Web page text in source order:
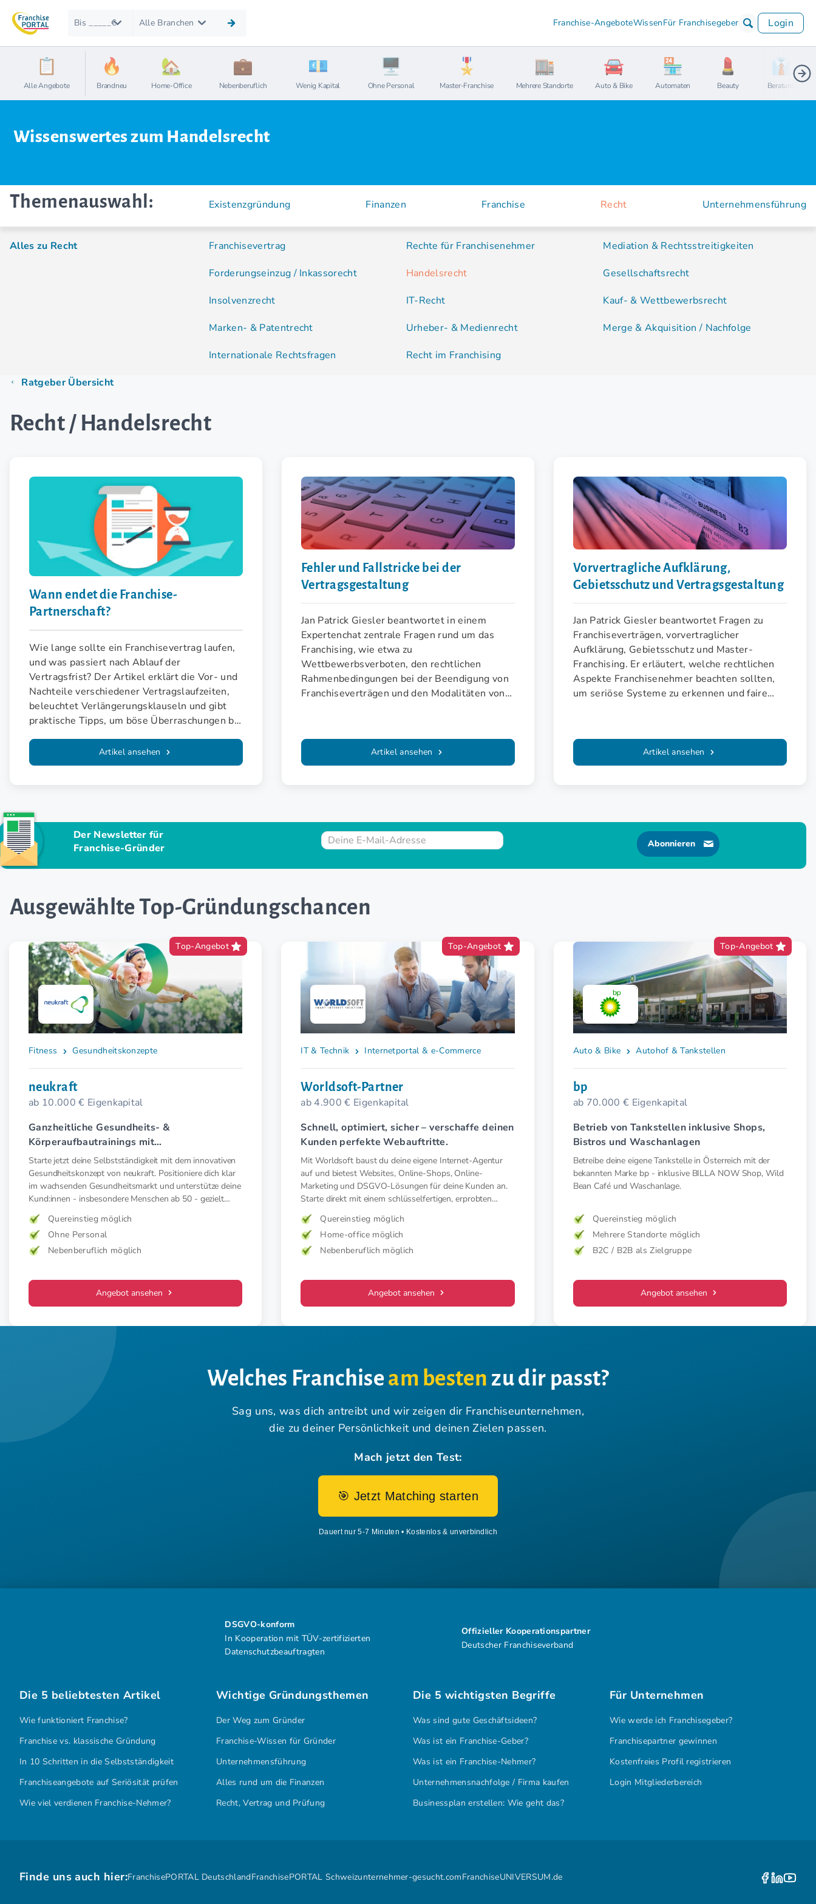
Bis _____€ Alle Branchen Franchise-AngeboteWissenFür Franchisegeber Login
Alle Angebote Brandneu Home-Office Nebenberuflich Wenig Kapital Ohne Personal Master-Franchise Mehrere Standorte Auto & Bike Automaten Beauty Beratung
Wissenswertes zum Handelsrecht
Themenauswahl: Existenzgründung Finanzen Franchise Recht Unternehmensführung
Alles zu Recht Franchisevertrag Rechte für Franchisenehmer Mediation & Rechtsstreitigkeiten
Forderungseinzug / Inkassorecht Handelsrecht Gesellschaftsrecht
Insolvenzrecht IT-Recht Kauf- & Wettbewerbsrecht
Marken- & Patentrecht Urheber- & Medienrecht Merge & Akquisition / Nachfolge
Internationale Rechtsfragen Recht im Franchising
Ratgeber Übersicht
Recht / Handelsrecht
Wann endet die Franchise-
Partnerschaft?
Wie lange sollte ein Franchisevertrag laufen,
und was passiert nach Ablauf der
Vertragsfrist? Der Artikel erklärt die Vor- und
Nachteile verschiedener Vertragslaufzeiten,
beleuchtet Verlängerungsklauseln und gibt
praktische Tipps, um böse Überraschungen bei
Artikel ansehen
Fehler und Fallstricke bei der
Vertragsgestaltung
Jan Patrick Giesler beantwortet in einem
Expertenchat zentrale Fragen rund um das
Franchising, wie etwa zu
Wettbewerbsverboten, den rechtlichen
Rahmenbedingungen bei der Beendigung von
Franchiseverträgen und den Modalitäten von
Artikel ansehen
Vorvertragliche Aufklärung,
Gebietsschutz und Vertragsgestaltung
Jan Patrick Giesler beantwortet Fragen zu
Franchiseverträgen, vorvertraglicher
Aufklärung, Gebietsschutz und Master-
Franchising. Er erläutert, welche rechtlichen
Aspekte Franchisenehmer beachten sollten,
um seriöse Systeme zu erkennen und faire
Artikel ansehen
Der Newsletter für
Franchise-Gründer
Abonnieren
Ausgewählte Top-Gründungschancen
Top-Angebot
Fitness Gesundheitskonzepte
neukraft
ab 10.000 € Eigenkapital
Ganzheitliche Gesundheits- &
Körperaufbautrainings mit
Elektromyostimulation (EMS).
Starte jetzt deine Selbstständigkeit mit dem innovativen
Gesundheitskonzept von neukraft. Positioniere dich klar
im wachsenden Gesundheitsmarkt und unterstütze deine
Kund:innen - insbesondere Menschen ab 50 - gezielt
präventiv und therapeutisch mit medizinischer EMS. Für
mehr Kraft, weniger Schmerz und spürbar mehr
Lebensfreude. Mehr Wirkung. Klare Zielgruppe. Starkes
Konzept.
Quereinstieg möglich
Ohne Personal
Nebenberuflich möglich
Angebot ansehen
Top-Angebot
IT & Technik Internetportal & e-Commerce
Worldsoft-Partner
ab 4.900 € Eigenkapital
Schnell, optimiert, sicher – verschaffe deinen
Kunden perfekte Webauftritte.
Mit Worldsoft baust du deine eigene Internet-Agentur
auf und bietest Websites, Online-Shops, Online-
Marketing und DSGVO-Lösungen für deine Kunden an.
Starte direkt mit einem schlüsselfertigen, erprobten
System – ohne Startkosten.
Quereinstieg möglich
Home-office möglich
Nebenberuflich möglich
Angebot ansehen
Top-Angebot
Auto & Bike Autohof & Tankstellen
bp
ab 70.000 € Eigenkapital
Betrieb von Tankstellen inklusive Shops,
Bistros und Waschanlagen
Betreibe deine eigene Tankstelle in Österreich mit der
bekannten Marke bp - inklusive BILLA NOW Shop, Wild
Bean Café und Waschanlage.
Quereinstieg möglich
Mehrere Standorte möglich
B2C / B2B als Zielgruppe
Angebot ansehen
Welches Franchiseam besten zu dir passt?
Sag uns, was dich antreibt und wir zeigen dir Franchiseunternehmen,
die zu deiner Persönlichkeit und deinen Zielen passen.
Mach jetzt den Test:
🎯 Jetzt Matching starten
Dauert nur 5-7 Minuten • Kostenlos & unverbindlich
DSGVO-konform
In Kooperation mit TÜV-zertifizierten
Datenschutzbeauftragten
Offizieller Kooperationspartner
Deutscher Franchiseverband
Die 5 beliebtesten Artikel
Wie funktioniert Franchise?
Franchise vs. klassische Gründung
In 10 Schritten in die Selbstständigkeit
Franchiseangebote auf Seriösität prüfen
Wie viel verdienen Franchise-Nehmer?
Wichtige Gründungsthemen
Der Weg zum Gründer
Franchise-Wissen für Gründer
Unternehmensführung
Alles rund um die Finanzen
Recht, Vertrag und Prüfung
Die 5 wichtigsten Begriffe
Was sind gute Geschäftsideen?
Was ist ein Franchise-Geber?
Was ist ein Franchise-Nehmer?
Unternehmensnachfolge / Firma kaufen
Businessplan erstellen: Wie geht das?
Für Unternehmen
Wie werde ich Franchisegeber?
Franchisepartner gewinnen
Kostenfreies Profil registrieren
Login Mitgliederbereich
Finde uns auch hier:FranchisePORTAL DeutschlandFranchisePORTAL Schweizunternehmer-gesucht.comFranchiseUNIVERSUM.de